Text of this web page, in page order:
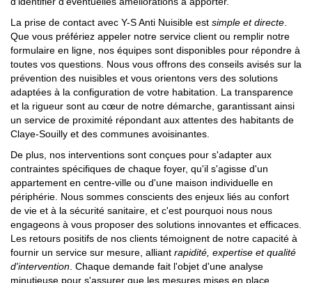
La prise de contact avec Y-S Anti Nuisible est simple et directe.
Que vous préfériez appeler notre service client ou remplir notre
formulaire en ligne, nos équipes sont disponibles pour répondre à
toutes vos questions. Nous vous offrons des conseils avisés sur la
prévention des nuisibles et vous orientons vers des solutions
adaptées à la configuration de votre habitation. La transparence
et la rigueur sont au cœur de notre démarche, garantissant ainsi
un service de proximité répondant aux attentes des habitants de
Claye-Souilly et des communes avoisinantes.
De plus, nos interventions sont conçues pour s'adapter aux
contraintes spécifiques de chaque foyer, qu'il s'agisse d'un
appartement en centre-ville ou d'une maison individuelle en
périphérie. Nous sommes conscients des enjeux liés au confort
de vie et à la sécurité sanitaire, et c'est pourquoi nous nous
engageons à vous proposer des solutions innovantes et efficaces.
Les retours positifs de nos clients témoignent de notre capacité à
fournir un service sur mesure, alliant rapidité, expertise et qualité
d'intervention. Chaque demande fait l'objet d'une analyse
minutieuse pour s'assurer que les mesures mises en place